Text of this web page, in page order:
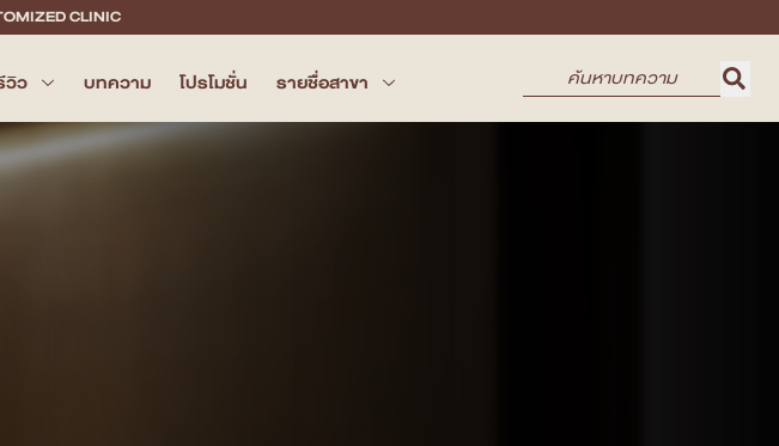
CLINIC
วิว บทความ โปรโมชั่น รายชื่อสาขา